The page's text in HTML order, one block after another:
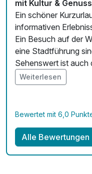
mit Kultur & Genuss
Ein schöner
informativen
Ein Besuch auf der
eine Stadtführung
Sehenswert ist auch
Der "Aufstieg" lohnt
schönen Ausblicks
hat verschiedene
sich! Unsere
keine Wünsche
Wir hatten ein
Weiterlesen
Bewertet mit 6,0
Alle Bewertungen